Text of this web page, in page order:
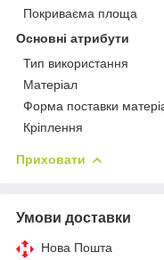
Покриваєма площа
Основні атрибути
Тип використання
Матеріал
Форма поставки
Кріплення
Приховати
Умови доставки
Нова Пошта